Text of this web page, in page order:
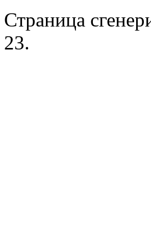
Страница
23.